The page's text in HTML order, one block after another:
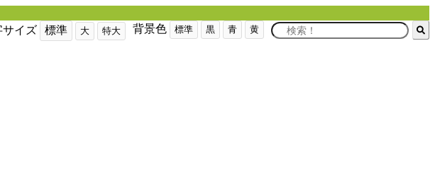
背景色 標準 黒 青 黄
サイズ 標準 大 特大